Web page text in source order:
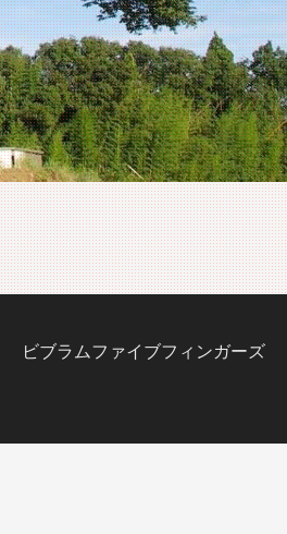
ビブラムファイブフィンガーズ